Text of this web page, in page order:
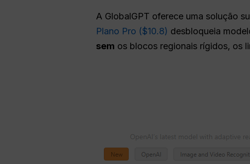
A GlobalGPT oferece uma solução
Plano Pro ($10.8) desbloqueia
sem os blocos regionais rígidos, os